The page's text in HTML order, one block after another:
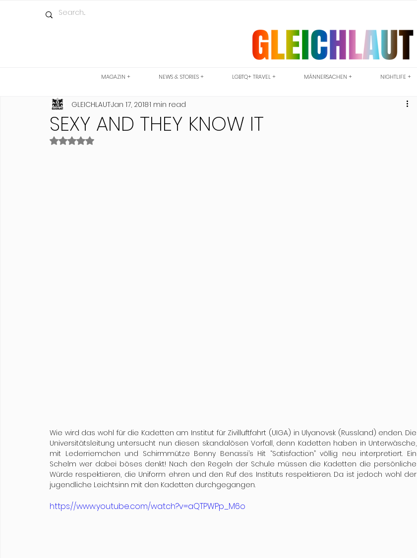
MAGAZIN + NEWS & STORIES + LGBTQ+ TRAVEL + MÄNNERSACHEN + NIGHTLIFE +
SEXY AND THEY KNOW IT
GLEICHLAUTJan 17, 20181 min read
Rated NaN out of 5 stars.
Wie wird das wohl für die Kadetten am Institut für Zivilluftfahrt (UIGA) in Ulyanovsk (Russland) enden. Die
Universitätsleitung untersucht nun diesen skandalösen Vorfall, denn Kadetten haben in Unterwäsche,
mit Lederriemchen und Schirmmütze Benny Benassi’s Hit “Satisfaction” völlig neu interpretiert. Ein
Schelm wer dabei böses denkt! Nach den Regeln der Schule müssen die Kadetten die persönliche
Würde respektieren, die Uniform ehren und den Ruf des Instituts respektieren. Da ist jedoch wohl der
jugendliche Leichtsinn mit den Kadetten durchgegangen.
https://www.youtube.com/watch?v=aQTPWPp_M6o